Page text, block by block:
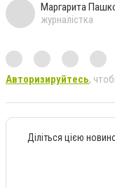
Маргарита
журналістка
Авторизируйтесь,
Діліться цією